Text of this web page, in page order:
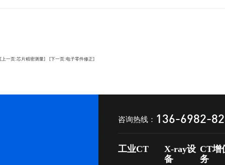
[上一页:芯片精密测量] [下一页:电子零件修正]
咨询热线： 136-6982-
工业CT
X-ray设
备
CT增
务